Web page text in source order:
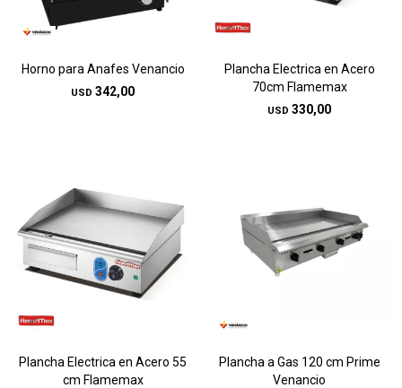
Horno para Anafes Venancio
USD 342,00
Plancha Electrica en Acero
70cm Flamemax
USD 330,00
Plancha Electrica en Acero 55
cm Flamemax
Plancha a Gas 120 cm Prime
Venancio